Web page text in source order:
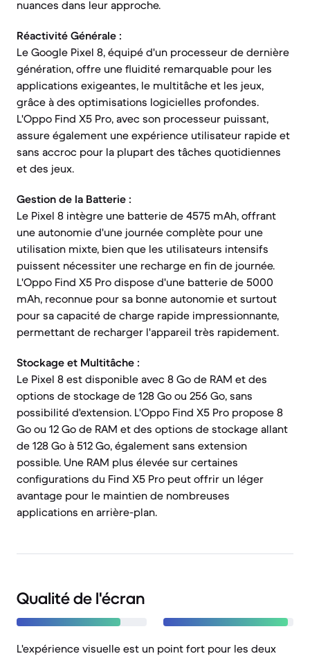
nuances dans leur approche.
Réactivité Générale :
Le Google Pixel 8, équipé d'un processeur de dernière
génération, offre une fluidité remarquable pour les
applications exigeantes, le multitâche et les jeux,
grâce à des optimisations logicielles profondes.
L'Oppo Find X5 Pro, avec son processeur puissant,
assure également une expérience utilisateur rapide et
sans accroc pour la plupart des tâches quotidiennes
et des jeux.
Gestion de la Batterie :
Le Pixel 8 intègre une batterie de 4575 mAh, offrant
une autonomie d'une journée complète pour une
utilisation mixte, bien que les utilisateurs intensifs
puissent nécessiter une recharge en fin de journée.
L'Oppo Find X5 Pro dispose d'une batterie de 5000
mAh, reconnue pour sa bonne autonomie et surtout
pour sa capacité de charge rapide impressionnante,
permettant de recharger l'appareil très rapidement.
Stockage et Multitâche :
Le Pixel 8 est disponible avec 8 Go de RAM et des
options de stockage de 128 Go ou 256 Go, sans
possibilité d'extension. L'Oppo Find X5 Pro propose 8
Go ou 12 Go de RAM et des options de stockage allant
de 128 Go à 512 Go, également sans extension
possible. Une RAM plus élevée sur certaines
configurations du Find X5 Pro peut offrir un léger
avantage pour le maintien de nombreuses
applications en arrière-plan.
Qualité de l'écran
L'expérience visuelle est un point fort pour les deux